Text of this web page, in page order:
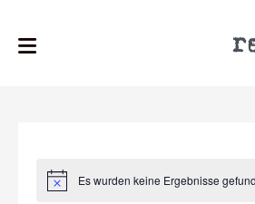
HinweisEs wurden keine Ergebnisse